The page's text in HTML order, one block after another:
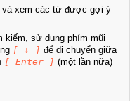
và xem các từ được gợi ý
kiếm, sử dụng phím mũi
[ ↓ ] để di chuyển giữa
[ Enter ] (một lần nữa)